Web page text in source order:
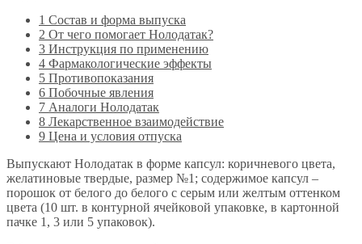
1 Состав и форма выпуска
2 От чего помогает Нолодатак?
3 Инструкция по применению
4 Фармакологические эффекты
5 Противопоказания
6 Побочные явления
7 Аналоги Нолодатак
8 Лекарственное взаимодействие
9 Цена и условия отпуска
Выпускают Нолодатак в форме капсул: коричневого цвета,
желатиновые твердые, размер №1; содержимое капсул –
порошок от белого до белого с серым или желтым оттенком
цвета (10 шт. в контурной ячейковой упаковке, в картонной
пачке 1, 3 или 5 упаковок).